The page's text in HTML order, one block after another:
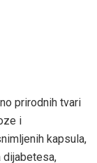
prirodnih tvari
i
kapsula,